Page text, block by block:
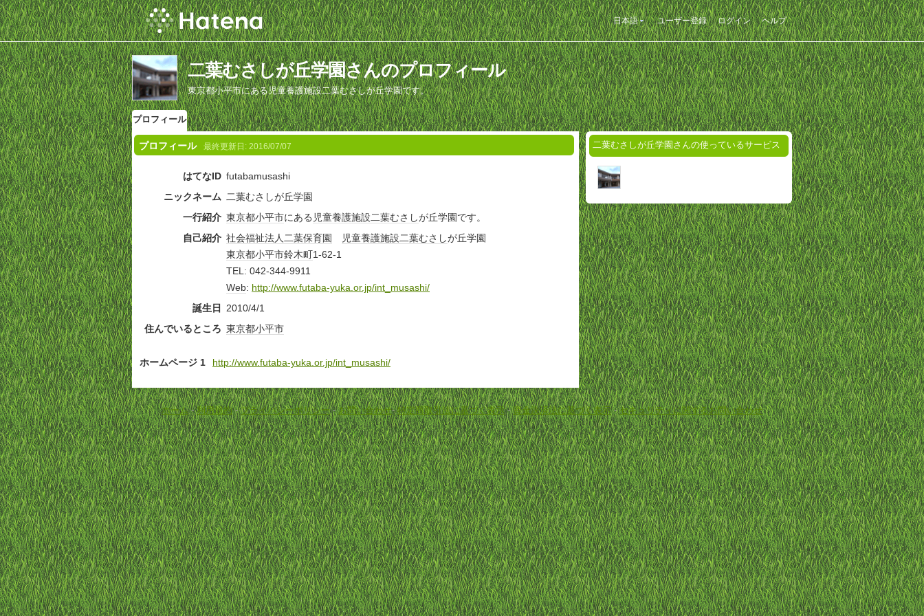
日本語 ユーザー登録 ログイン ヘルプ
二葉むさしが丘学園さんのプロフィール
東京都小平市にある児童養護施設二葉むさしが丘学園です。
プロフィール
プロフィール 最終更新日: 2016/07/07
はてなID futabamusashi
ニックネーム 二葉むさしが丘学園
一行紹介 東京都小平市にある 児童養護施設二葉むさしが丘学園です。
自己紹介 社会福祉法人二葉保育園 児童養護施設二葉むさしが丘学園
東京都小平市鈴木町1-62-1
TEL: 042-344-9911
Web: http://www.futaba-yuka.or.jp/int_musashi/
誕生日
2010/4/1
住んでいるところ 東京都小平市
ホームページ 1 http://www.futaba-yuka.or.jp/int_musashi/
二葉むさしが丘学園さんの使っているサービス
ホーム-利用規約-プライバシーポリシー-お問い合わせ-特定商取引法に基づく表示-資金決済法に基づく表示-セキュリティに関するお問い合わせ